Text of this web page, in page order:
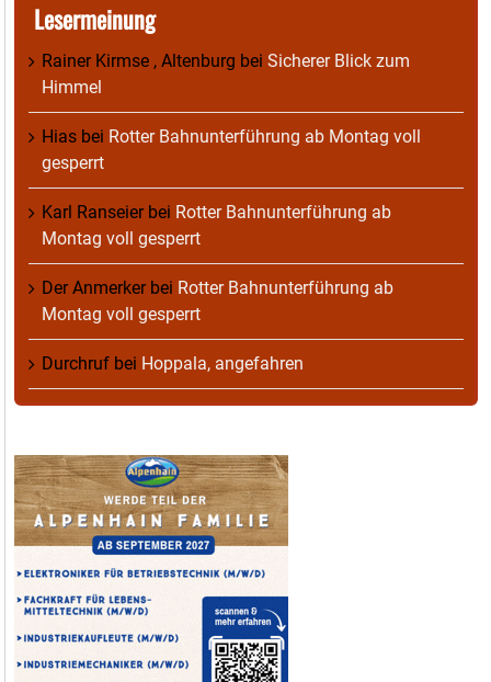
Lesermeinung
Rainer Kirmse , Altenburg bei Sicherer Blick zum
Himmel
Hias bei Rotter Bahnunterführung ab Montag voll
gesperrt
Karl Ranseierbei Rotter Bahnunterführung ab
Montag voll gesperrt
Der Anmerkerbei Rotter Bahnunterführung ab
Montag voll gesperrt
Durchruf bei Hoppala, angefahren